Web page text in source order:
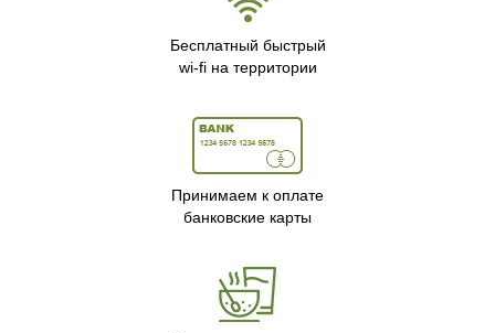
Бесплатный быстрый
wi-fi на территории
Принимаем к оплате
банковские карты